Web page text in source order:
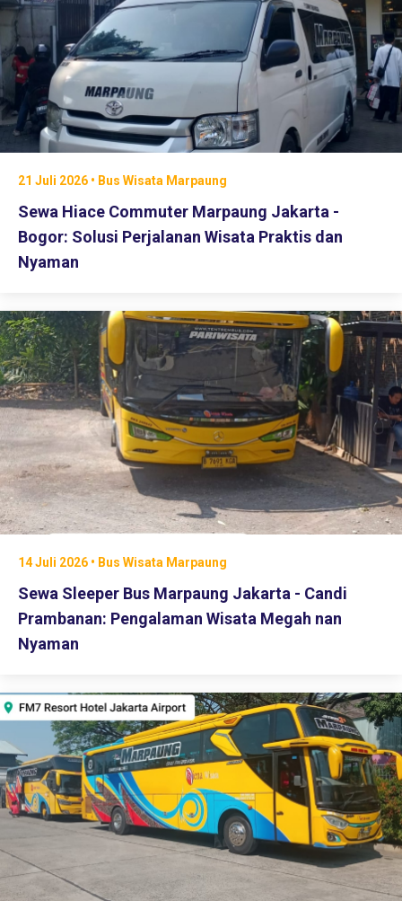
21 Juli 2026 • Bus Wisata Marpaung
Sewa Hiace Commuter Marpaung Jakarta -
Bogor: Solusi Perjalanan Wisata Praktis dan
Nyaman
14 Juli 2026 • Bus Wisata Marpaung
Sewa Sleeper Bus Marpaung Jakarta - Candi
Prambanan: Pengalaman Wisata Megah nan
Nyaman